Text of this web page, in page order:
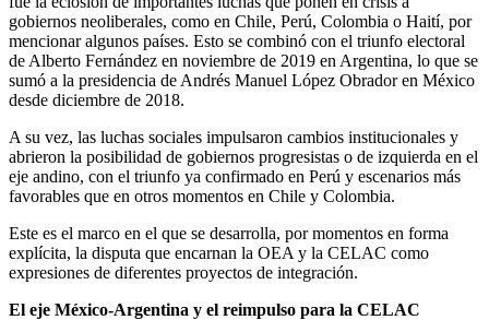
gobiernos neoliberales, como en Chile, Perú, Colombia o Haití, por
mencionar algunos países. Esto se combinó con el triunfo electoral
de Alberto Fernández en noviembre de 2019 en Argentina, lo que se
sumó a la presidencia de Andrés Manuel López Obrador en México
desde diciembre de 2018.
A su vez, las luchas sociales impulsaron cambios institucionales y
abrieron la posibilidad de gobiernos progresistas o de izquierda en el
eje andino, con el triunfo ya confirmado en Perú y escenarios más
favorables que en otros momentos en Chile y Colombia.
Este es el marco en el que se desarrolla, por momentos en forma
explícita, la disputa que encarnan la OEA y la CELAC como
expresiones de diferentes proyectos de integración.
El eje México-Argentina y el reimpulso para la CELAC